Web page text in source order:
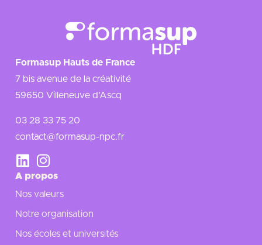
Formasup Hauts de France
7 bis avenue de la créativité
59650 Villeneuve d’Ascq
03 28 33 75 20
contact@formasup-npc.fr
A propos
Nos valeurs
Notre organisation
Nos écoles et universités